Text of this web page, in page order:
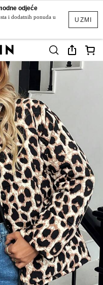
UZMI
odjeće
i dodatnih ponuda u